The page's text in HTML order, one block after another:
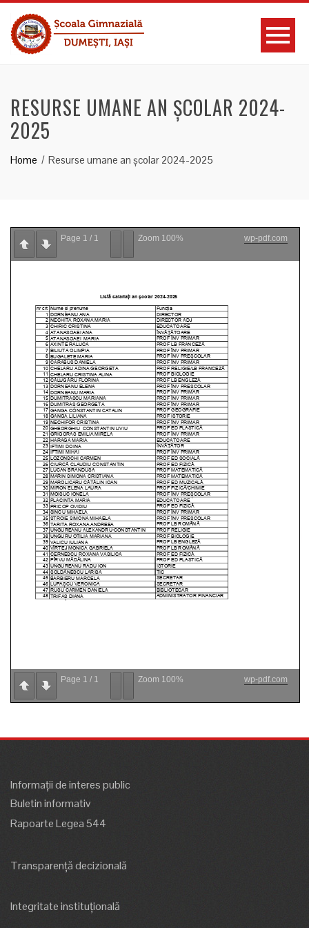
RESURSE UMANE AN ȘCOLAR 2024-
2025
Home Resurse umane an școlar 2024-2025
Page 1 / 1 Zoom 100% wp-pdf.com
Page 1 / 1 Zoom 100% wp-pdf.com
Informații de interes public
Buletin informativ
Rapoarte Legea 544
Transparență decizională
Integritate instituțională